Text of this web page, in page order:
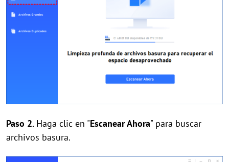
Paso 2. Haga clic en "Escanear Ahora" para buscar
archivos basura.